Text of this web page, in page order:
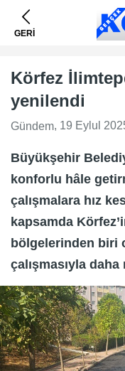
GERİ
Körfez
yenilendi
Gündem, 19 Eylul
Büyükşehir
konforlu hâle
çalışmalara hız
kapsamda
bölgelerinden biri
çalışmasıyla